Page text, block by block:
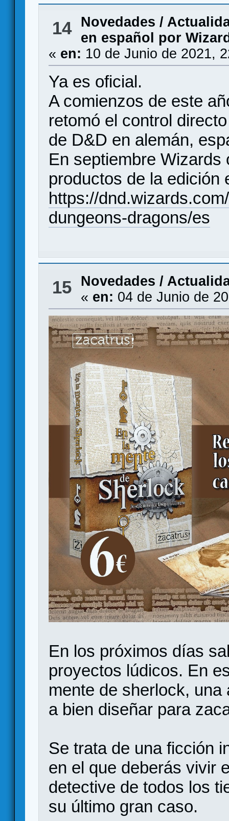
14
Novedades /
en español por
« en: 10 de Junio de 2021,
Ya es oficial.
A comienzos de este
retomó el control
de D&D en alemán,
En septiembre
productos de la edición
https://
dungeons-dragons/es
15
Novedades /
« en: 04 de Junio de
En los próximos días
proyectos lúdicos. En
mente de sherlock,
a bien diseñar para
Se trata de una ficción
en el que deberás vivir
detective de todos los
su último gran caso.